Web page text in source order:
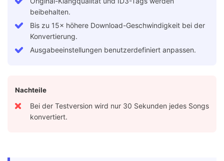
beibehalten.
Bis zu 15× höhere Download-Geschwindigkeit bei der
Konvertierung.
Ausgabeeinstellungen benutzerdefiniert anpassen.
Nachteile
Bei der Testversion wird nur 30 Sekunden jedes Songs
konvertiert.